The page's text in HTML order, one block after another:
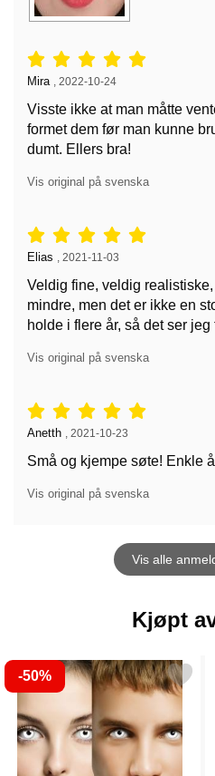
Vurdering: 5 stjerne av 5,
Anmeldelse av:
Mira 2022-10-24
Visste ikke at man måtte
formet dem før man kunne
dumt. Ellers bra!
Vis original på svenska
Vurdering: 5 stjerne av 5,
Anmeldelse av:
Elias 2021-11-03
Veldig fine, veldig
mindre, men det er ikke en
holde i flere år, så det ser jeg
Vis original på svenska
Vurdering: 5 stjerne av 5,
Anmeldelse av:
Anetth 2021-10-23
Små og kjempe søte! Enkle
Vis original på svenska
Vis alle
Kjøpt
-50%
Merk smiffys Hvite Zombie